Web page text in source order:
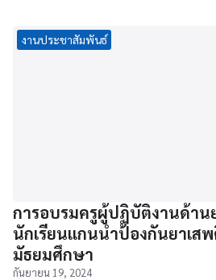
งานประชาสัมพันธ์
การอบรมครูผู้ปฏิบัติงานด้าน
นักเรียนแกนนำป้องกันยาเส
มัธยมศึกษา
กันยายน 19, 2024